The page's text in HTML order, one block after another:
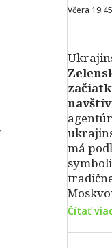
Včera 19:45
má
Čítať